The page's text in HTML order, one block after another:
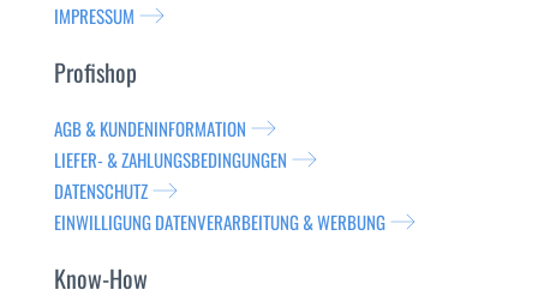
IMPRESSUM
Profishop
AGB & KUNDENINFORMATION
LIEFER- & ZAHLUNGSBEDINGUNGEN
DATENSCHUTZ
EINWILLIGUNG DATENVERARBEITUNG & WERBUNG
Know-How